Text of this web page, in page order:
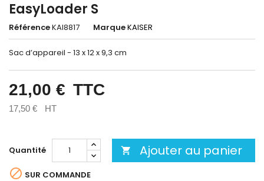
EasyLoader S
RéférenceKAI8817 MarqueKAISER
Sac d’appareil - 13 x 12 x 9,3 cm
21,00 € TTC
17,50 € HT
Quantité  Ajouter au panier
 SUR COMMANDE